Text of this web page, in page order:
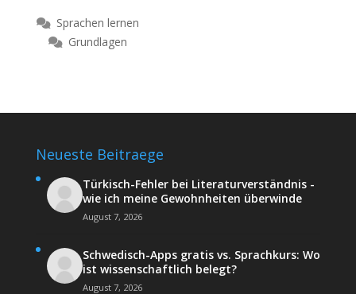
Sprachen lernen
Grundlagen
Neueste Beitraege
Türkisch-Fehler bei Literaturverständnis -
wie ich meine Gewohnheiten überwinde
August 7, 2026
Schwedisch-Apps gratis vs. Sprachkurs: Wo
ist wissenschaftlich belegt?
August 7, 2026